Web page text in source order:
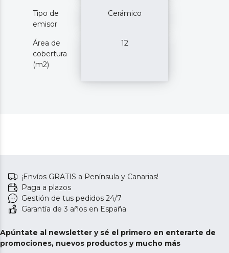
Tipo de
emisor
Cerámico
Área de
cobertura
(m2)
12
¡Envíos GRATIS a Península y Canarias!
Paga a plazos
Gestión de tus pedidos 24/7
Garantía de 3 años en España
Apúntate al newsletter y sé el primero en enterarte de
promociones, nuevos productos y mucho más